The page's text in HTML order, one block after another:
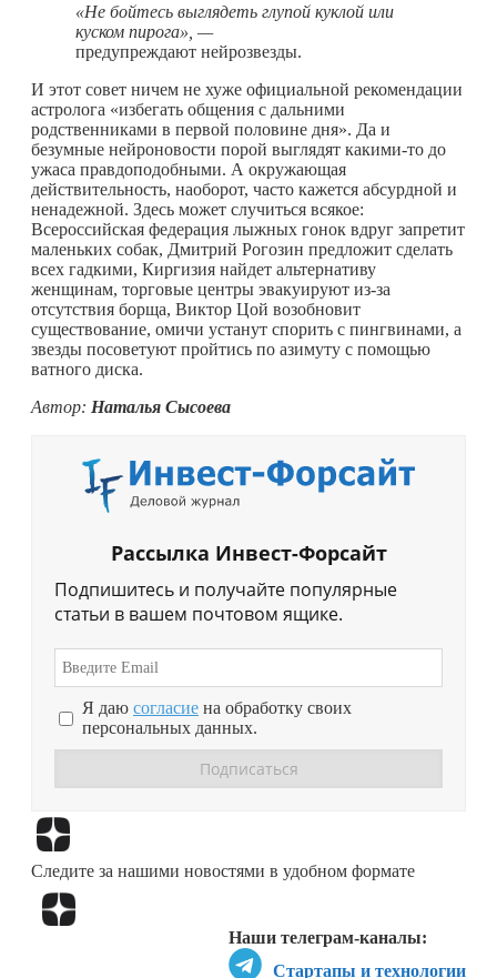
«Не бойтесь выглядеть глупой куклой или
куском пирога», —
предупреждают нейрозвезды.
И этот совет ничем не хуже официальной рекомендации
астролога «избегать общения с дальними
родственниками в первой половине дня». Да и
безумные нейроновости порой выглядят какими-то до
ужаса правдоподобными. А окружающая
действительность, наоборот, часто кажется абсурдной и
ненадежной. Здесь может случиться всякое:
Всероссийская федерация лыжных гонок вдруг запретит
маленьких собак, Дмитрий Рогозин предложит сделать
всех гадкими, Киргизия найдет альтернативу
женщинам, торговые центры эвакуируют из-за
отсутствия борща, Виктор Цой возобновит
существование, омичи устанут спорить с пингвинами, а
звезды посоветуют пройтись по азимуту с помощью
ватного диска.
Автор: Наталья Сысоева
Рассылка Инвест-Форсайт
Подпишитесь и получайте популярные
статьи в вашем почтовом ящике.
Я даю согласие на обработку своих
персональных данных.
Следите за нашими новостями в удобном формате
Наши телеграм-каналы:
Стартапы и технологии